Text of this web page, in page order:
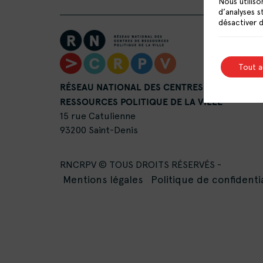
RÉSEAU NATIONAL DES CENTRES DE
RESSOURCES POLITIQUE DE LA VILLE
15 rue Catulienne
93200 Saint-Denis
RNCRPV © TOUS DROITS RÉSERVÉS -
Mentions légales Politique de
d’analyses
désactiver
Tout